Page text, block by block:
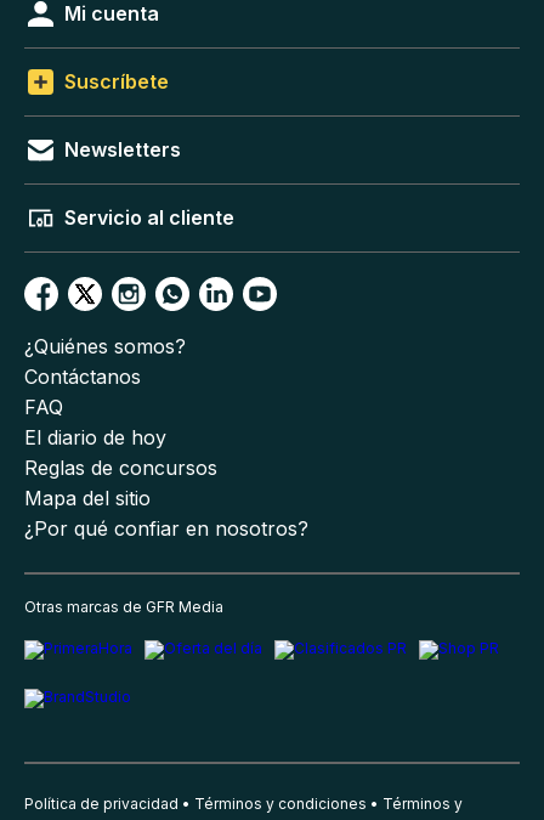
Mi cuenta
Suscríbete
Newsletters
Servicio al cliente
¿Quiénes somos?
Contáctanos
FAQ
El diario de hoy
Reglas de concursos
Mapa del sitio
¿Por qué confiar en nosotros?
Otras marcas de GFR Media
Política de privacidad Términos y condiciones Términos y